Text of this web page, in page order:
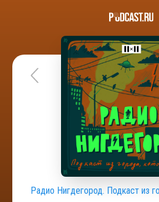
Радио Нигдегород. Подкаст из